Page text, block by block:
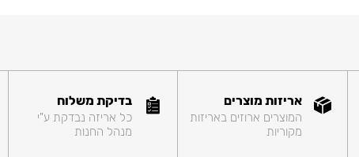
אריזות מוצרים
המוצרים ארוזים באריזות
מקוריות
בדיקת משלוח
כל אריזה נבדקת ע"י
מנהל החנות